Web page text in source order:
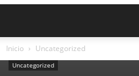
Inicio Uncategorized
Uncategorized